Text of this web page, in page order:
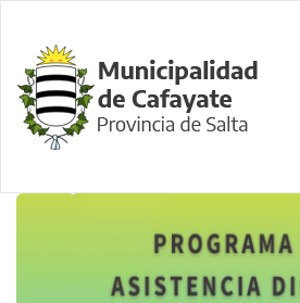
contenido
principal
Municipalidad
de Cafayate,
Salta
Contenido
principal